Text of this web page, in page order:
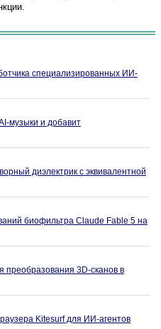
специализированных ИИ-
музыки и добавит
диэлектрик с эквивалентной
биофильтра Claude Fable 5 на
преобразования 3D-сканов в
Kitesurf для ИИ-агентов